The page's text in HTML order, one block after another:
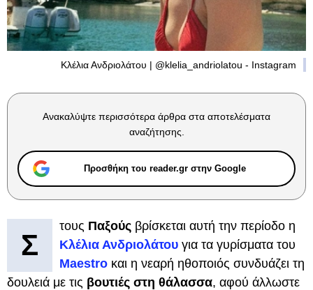
Κλέλια Ανδριολάτου | @klelia_andriolatou - Instagram
Ανακαλύψτε περισσότερα άρθρα στα αποτελέσματα
αναζήτησης.
Προσθήκη του reader.gr στην Google
Σ
τους Παξούς βρίσκεται αυτή την περίοδο η
Κλέλια Ανδριολάτου για τα γυρίσματα του
Maestro και η νεαρή ηθοποιός συνδυάζει τη
δουλειά με τις βουτιές στη θάλασσα, αφού άλλωστε